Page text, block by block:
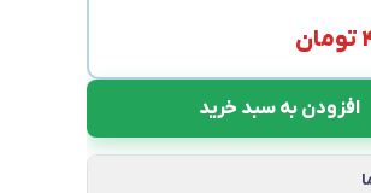
افزودن به سبد خرید